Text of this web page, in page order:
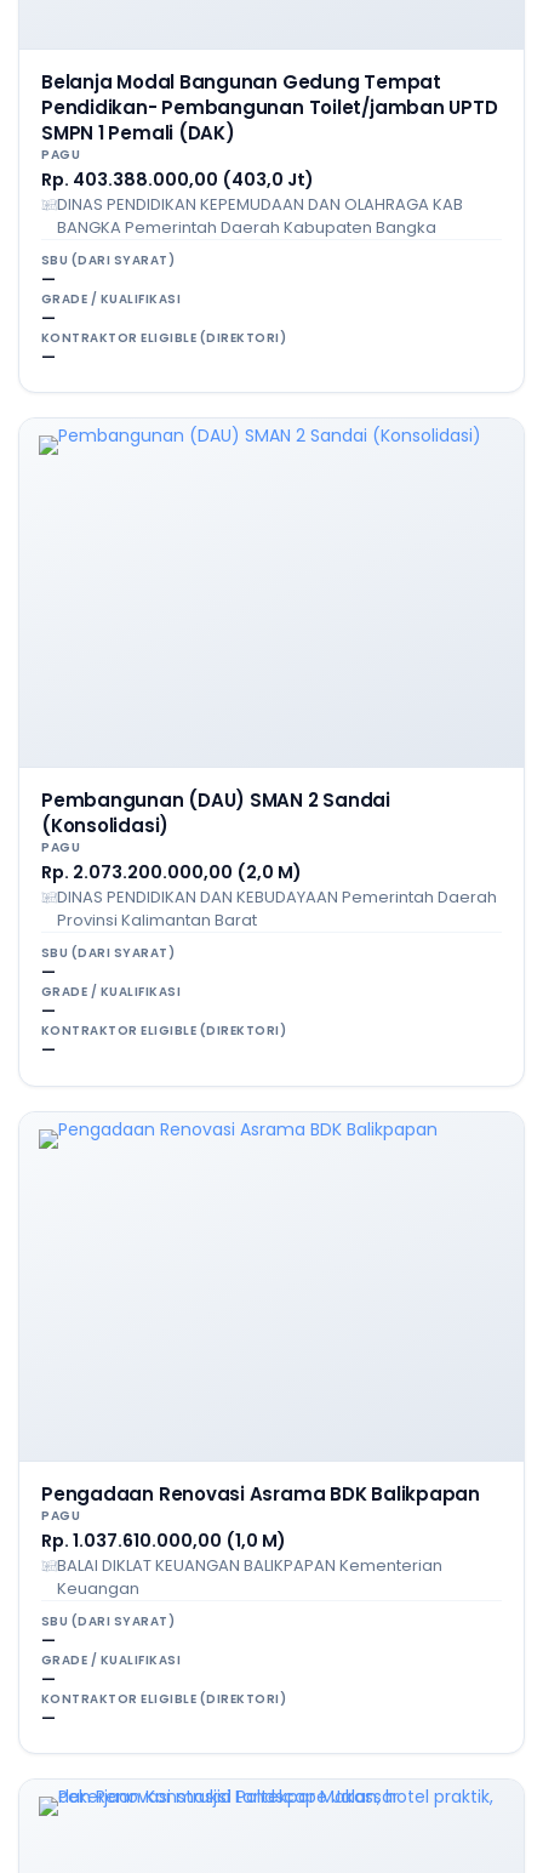
Belanja Modal Bangunan Gedung Tempat
Pendidikan- Pembangunan Toilet/jamban UPTD
SMPN 1 Pemali (DAK)
PAGU
Rp. 403.388.000,00 (403,0 Jt)
DINAS PENDIDIKAN KEPEMUDAAN DAN OLAHRAGA KAB
BANGKA Pemerintah Daerah Kabupaten Bangka
SBU (DARI SYARAT)
—
GRADE / KUALIFIKASI
—
KONTRAKTOR ELIGIBLE (DIREKTORI)
—
Pembangunan (DAU) SMAN 2 Sandai
(Konsolidasi)
PAGU
Rp. 2.073.200.000,00 (2,0 M)
DINAS PENDIDIKAN DAN KEBUDAYAAN Pemerintah Daerah
Provinsi Kalimantan Barat
SBU (DARI SYARAT)
—
GRADE / KUALIFIKASI
—
KONTRAKTOR ELIGIBLE (DIREKTORI)
—
Pengadaan Renovasi Asrama BDK Balikpapan
PAGU
Rp. 1.037.610.000,00 (1,0 M)
BALAI DIKLAT KEUANGAN BALIKPAPAN Kementerian
Keuangan
SBU (DARI SYARAT)
—
GRADE / KUALIFIKASI
—
KONTRAKTOR ELIGIBLE (DIREKTORI)
—